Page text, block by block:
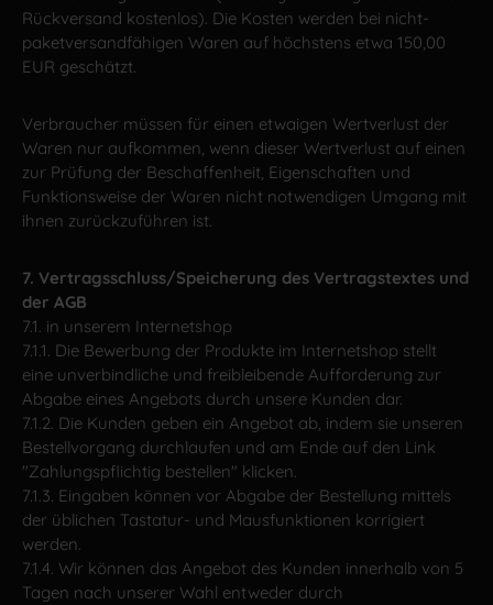
Rückversand kostenlos). Die Kosten werden bei nicht-
paketversandfähigen Waren auf höchstens etwa 150,00
EUR geschätzt.
Verbraucher müssen für einen etwaigen Wertverlust der
Waren nur aufkommen, wenn dieser Wertverlust auf einen
zur Prüfung der Beschaffenheit, Eigenschaften und
Funktionsweise der Waren nicht notwendigen Umgang mit
ihnen zurückzuführen ist.
7. Vertragsschluss/Speicherung des Vertragstextes und
der AGB
7.1. in unserem Internetshop
7.1.1. Die Bewerbung der Produkte im Internetshop stellt
eine unverbindliche und freibleibende Aufforderung zur
Abgabe eines Angebots durch unsere Kunden dar.
7.1.2. Die Kunden geben ein Angebot ab, indem sie unseren
Bestellvorgang durchlaufen und am Ende auf den Link
"Zahlungspflichtig bestellen" klicken.
7.1.3. Eingaben können vor Abgabe der Bestellung mittels
der üblichen Tastatur- und Mausfunktionen korrigiert
werden.
7.1.4. Wir können das Angebot des Kunden innerhalb von 5
Tagen nach unserer Wahl entweder durch